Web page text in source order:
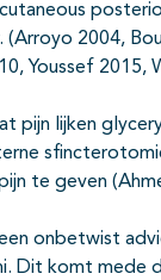
2004,
Youssef 2015,
pijn lijken
te geven
onbetwist
Dit komt